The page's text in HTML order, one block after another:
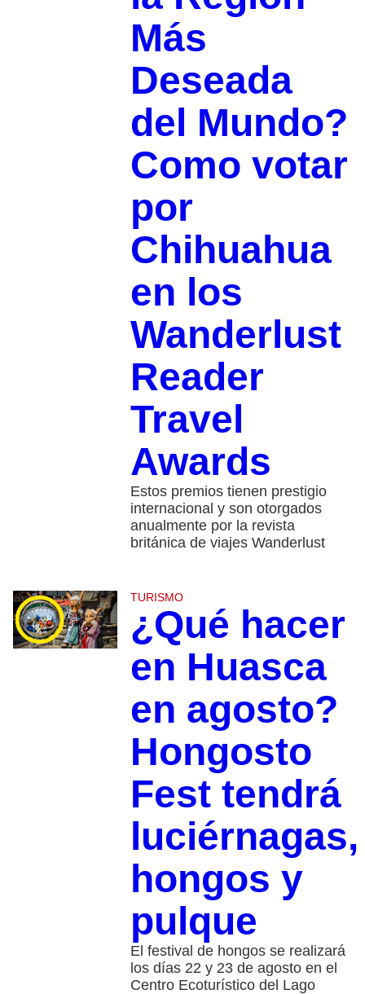
Más
Deseada
del Mundo?
Como votar
por
Chihuahua
en los
Wanderlust
Reader
Travel
Awards
Estos premios tienen prestigio
internacional y son otorgados
anualmente por la revista
británica de viajes Wanderlust
TURISMO
¿Qué hacer
en Huasca
en agosto?
Hongosto
Fest tendrá
luciérnagas,
hongos y
pulque
El festival de hongos se realizará
los días 22 y 23 de agosto en el
Centro Ecoturístico del Lago